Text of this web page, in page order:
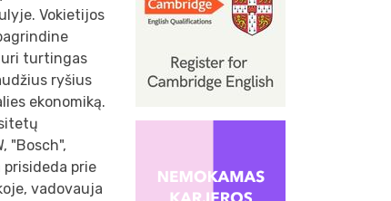
Vokietijos
turtingas
ryšius
ekonomiką.
"Bosch",
prisideda prie
vadovauja